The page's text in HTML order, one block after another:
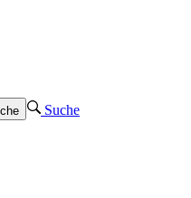
Suche